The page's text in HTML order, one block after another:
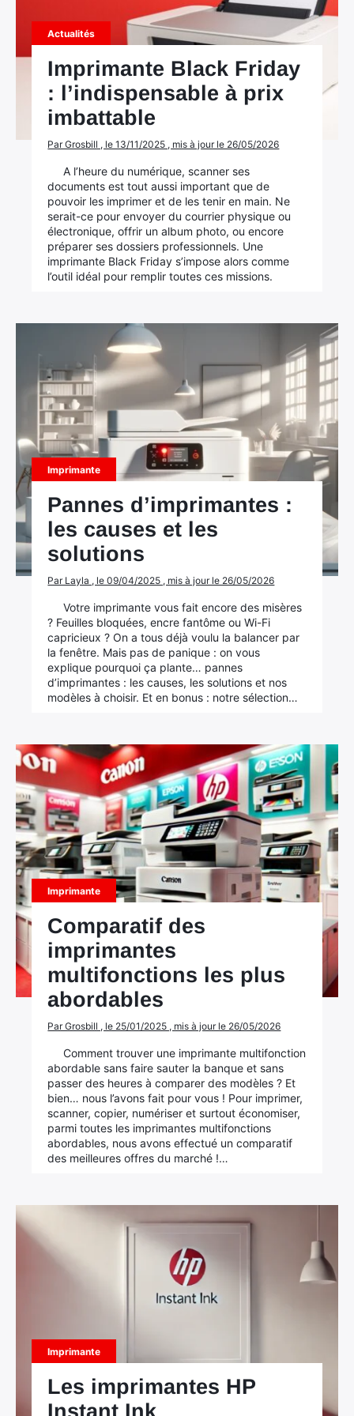
Actualités
Imprimante Black Friday
: l’indispensable à prix
imbattable
Par Grosbill , le 13/11/2025 , mis à jour le 26/05/2026
A l’heure du numérique, scanner ses
documents est tout aussi important que de
pouvoir les imprimer et de les tenir en main. Ne
serait-ce pour envoyer du courrier physique ou
électronique, offrir un album photo, ou encore
préparer ses dossiers professionnels. Une
imprimante Black Friday s’impose alors comme
l’outil idéal pour remplir toutes ces missions.
Imprimante
Pannes d’imprimantes :
les causes et les
solutions
Par Layla , le 09/04/2025 , mis à jour le 26/05/2026
Votre imprimante vous fait encore des misères
? Feuilles bloquées, encre fantôme ou Wi-Fi
capricieux ? On a tous déjà voulu la balancer par
la fenêtre. Mais pas de panique : on vous
explique pourquoi ça plante… pannes
d’imprimantes : les causes, les solutions et nos
modèles à choisir. Et en bonus : notre sélection…
Imprimante
Comparatif des
imprimantes
multifonctions les plus
abordables
Par Grosbill , le 25/01/2025 , mis à jour le 26/05/2026
Comment trouver une imprimante multifonction
abordable sans faire sauter la banque et sans
passer des heures à comparer des modèles ? Et
bien… nous l’avons fait pour vous ! Pour imprimer,
scanner, copier, numériser et surtout économiser,
parmi toutes les imprimantes multifonctions
abordables, nous avons effectué un comparatif
des meilleures offres du marché !…
Imprimante
Les imprimantes HP
Instant Ink